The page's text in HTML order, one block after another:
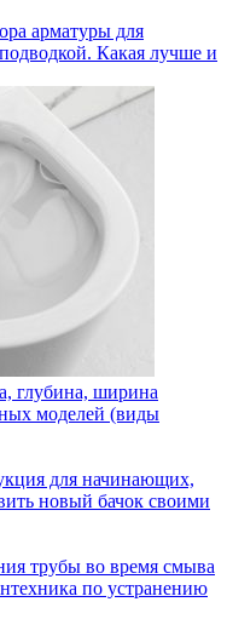
арматуры для
Какая лучше и
глубина, ширина
моделей (виды
для начинающих,
новый бачок своими
трубы во время смыва
по устранению